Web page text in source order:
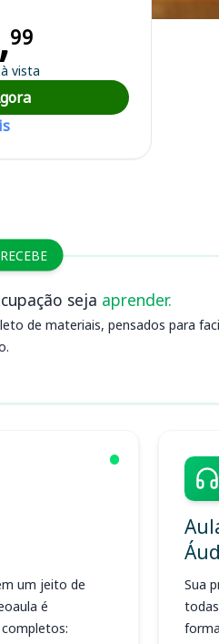
99
vista
seja aprender.
de materiais, pensados para
um jeito de
é
Sua